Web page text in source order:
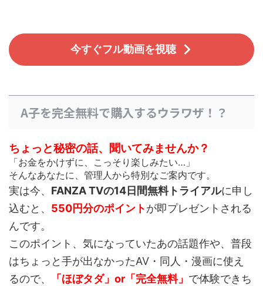
今すぐフル動画を視聴
A子を完全無料で購入するウラワザ！？
ちょっと秘密の話、聞いてみませんか？
「お金をかけずに、こっそり楽しみたい…」
そんなあなたに、管理人から特別なご案内です。
実は今、 FANZA TVの14日間無料トライアルに申し
込むと、 550円分のポイントが即プレゼントされる
んです。
このポイント、 気になっていたあの話題作や、普段
はちょっと手が出なかったAV・同人・漫画に使え
るので、
「ほぼタダ」or「完全無料」 で体験できち